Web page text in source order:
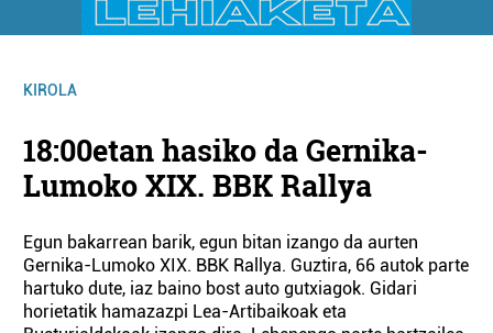
KIROLA
18:00etan hasiko da Gernika-
Lumoko XIX. BBK Rallya
Egun bakarrean barik, egun bitan izango da aurten
Gernika-Lumoko XIX. BBK Rallya. Guztira, 66 autok parte
hartuko dute, iaz baino bost auto gutxiagok. Gidari
horietatik hamazazpi Lea-Artibaikoak eta